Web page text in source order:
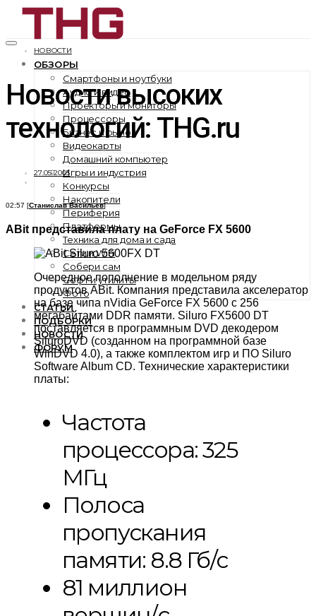
ОБЗОРЫ
Смартфоны и ноутбуки
Аудио и видео
Проекторы и мониторы
Процессоры
Бизнес и рынок
Видеокарты
Домашний компьютер
Игры и индустрия
Конкурсы
Накопители
Периферия
Платформы
Техника для дома и сада
Сети и WiFi
Собери сам
Софт и утилиты
Фото
СТАТЬИ
ПОДБОРКИ
НОВОСТИ
ФОРУМ
НОВОСТИ
Новости высоких
технологий: THG.ru
27.05.2003
02:57 [Станислав Васильев]
ABit представила плату на GeForce FX 5600
Очередное пополнение в модельном ряду
продуктов ABit. Компания представила акселератор
на базе чипа nVidia GeForce FX 5600 с 256
мегабайтами DDR памяти. Siluro FX5600 DT
поставляется в программным DVD декодером
SiluroDVD (созданном на программной базе
WinDVD 4.0), а также комплектом игр и ПО Siluro
Software Album CD. Технические характеристики
платы:
Частота
процессора: 325
МГц
Полоса
пропускания
памяти: 8.8 Гб/c
81 миллион